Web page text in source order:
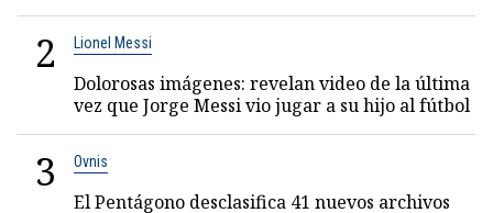
2 Lionel Messi
Dolorosas imágenes: revelan video de la última
vez que Jorge Messi vio jugar a su hijo al fútbol
3 Ovnis
El Pentágono desclasifica 41 nuevos archivos